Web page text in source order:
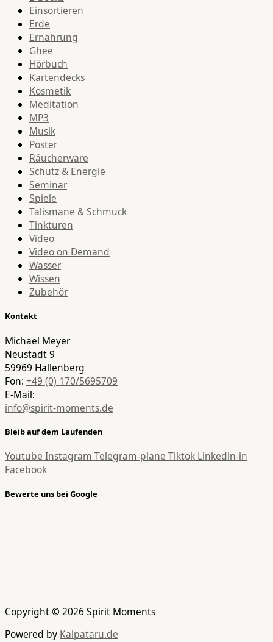
Einsortieren
Erde
Ernährung
Ghee
Hörbuch
Kartendecks
Kosmetik
Meditation
MP3
Musik
Poster
Räucherware
Schutz & Energie
Seminar
Spiele
Talismane & Schmuck
Tinkturen
Video
Video on Demand
Wasser
Wissen
Zubehör
Kontakt
Michael Meyer
Neustadt 9
59969 Hallenberg
Fon: +49 (0) 170/5695709
E-Mail:
info@spirit-moments.de
Bleib auf dem Laufenden
Youtube Instagram Telegram-plane Tiktok Linkedin-in
Facebook
Bewerte uns bei Google
Copyright © 2026 Spirit Moments
Powered by Kalpataru.de